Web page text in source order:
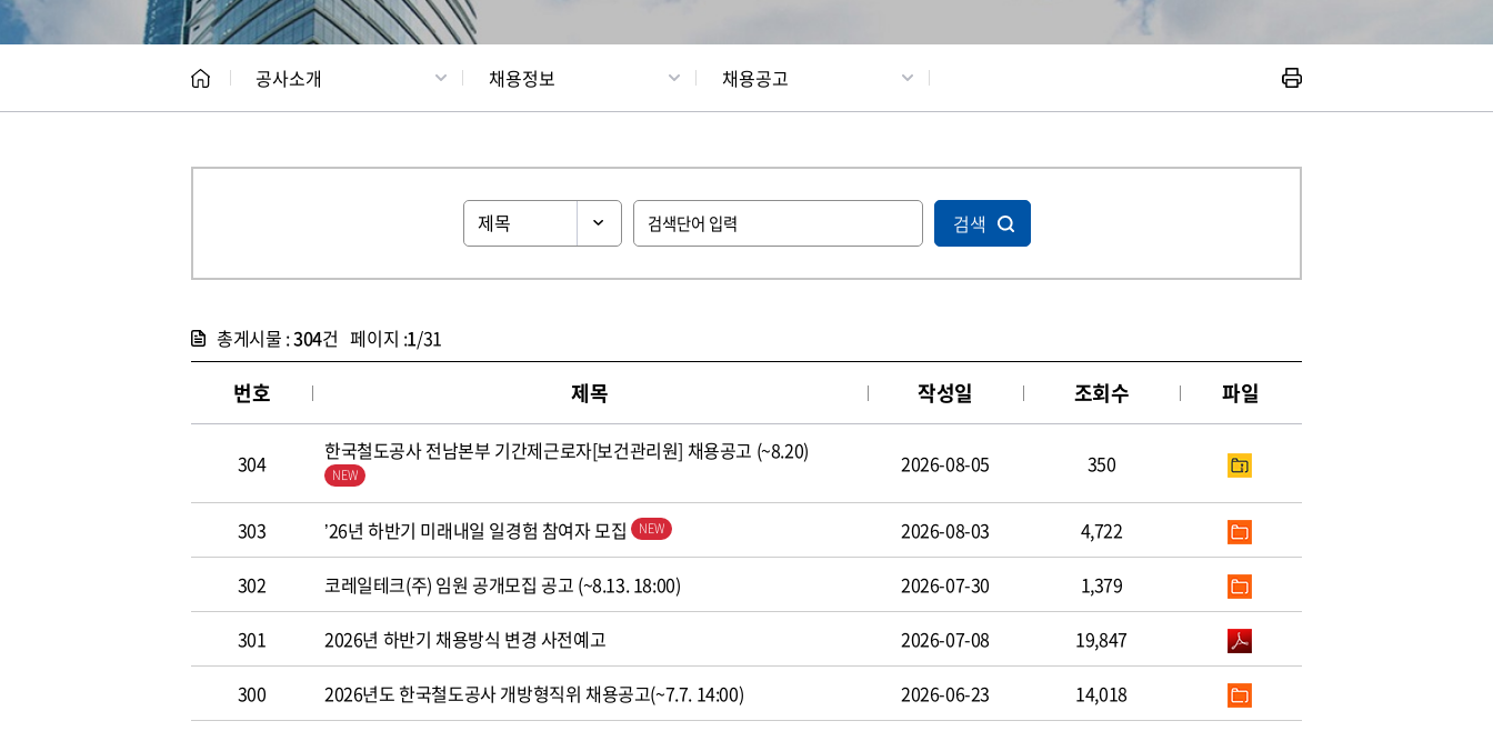
공사소개 채용정보 채용공고
검색
총게시물 :304건 페이지 :1/31
번호 제목 작성일 조회수 파일
304 한국철도공사 전남본부 기간제근로자[보건관리원] 채용공고 (~8.20) 2026-08-05 350
303 ’26년 하반기 미래내일 일경험 참여자 모집 2026-08-03 4,722
302 코레일테크(주) 임원 공개모집 공고 (~8.13. 18:00) 2026-07-30 1,379
301 2026년 하반기 채용방식 변경 사전예고 2026-07-08 19,847
300 2026년도 한국철도공사 개방형직위 채용공고(~7.7. 14:00) 2026-06-23 14,018